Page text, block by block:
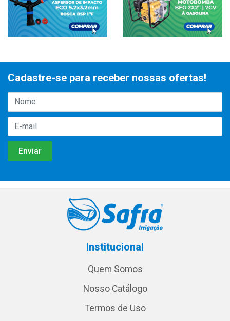
Cadastre-se para receber nossas ofertas!
Institucional
Quem Somos
Nosso Catálogo
Termos de Uso